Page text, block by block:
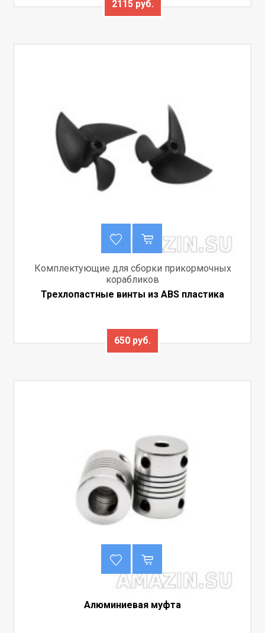
2115 руб.
Комплектующие для сборки прикормочных
корабликов
Трехлопастные винты из ABS пластика
650 руб.
Алюминиевая муфта